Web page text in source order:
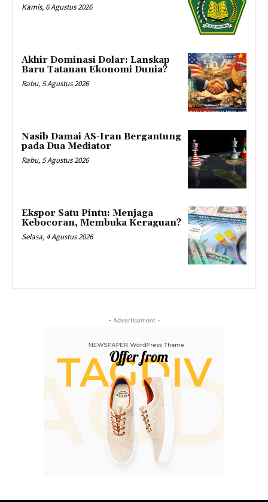
Kamis, 6 Agustus 2026
Akhir Dominasi Dolar: Lanskap
Baru Tatanan Ekonomi Dunia?
Rabu, 5 Agustus 2026
Nasib Damai AS-Iran Bergantung
pada Dua Mediator
Rabu, 5 Agustus 2026
Ekspor Satu Pintu: Menjaga
Kebocoran, Membuka Keraguan?
Selasa, 4 Agustus 2026
- Advertisement -